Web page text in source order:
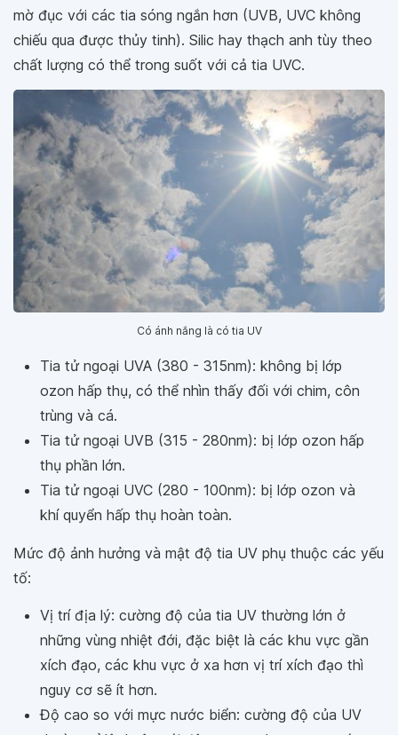
mờ đục với các tia sóng ngắn hơn (UVB, UVC không
chiếu qua được thủy tinh). Silic hay thạch anh tùy theo
chất lượng có thể trong suốt với cả tia UVC.
Có ánh nắng là có tia UV
Tia tử ngoại UVA (380 - 315nm): không bị lớp
ozon hấp thụ, có thể nhìn thấy đối với chim, côn
trùng và cá.
Tia tử ngoại UVB (315 - 280nm): bị lớp ozon hấp
thụ phần lớn.
Tia tử ngoại UVC (280 - 100nm): bị lớp ozon và
khí quyển hấp thụ hoàn toàn.
Mức độ ảnh hưởng và mật độ tia UV phụ thuộc các yếu
tố:
Vị trí địa lý: cường độ của tia UV thường lớn ở
những vùng nhiệt đới, đặc biệt là các khu vực gần
xích đạo, các khu vực ở xa hơn vị trí xích đạo thì
nguy cơ sẽ ít hơn.
Độ cao so với mực nước biển: cường độ của UV